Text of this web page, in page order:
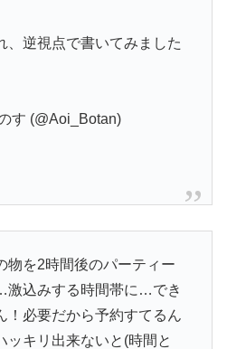
、逆視点で書いてみました
す (@Aoi_Botan)
物を2時間後のパーティー
激込みする時間帯に…でき
！必要だから予約すてるん
ッキリ出来ないと(時間と